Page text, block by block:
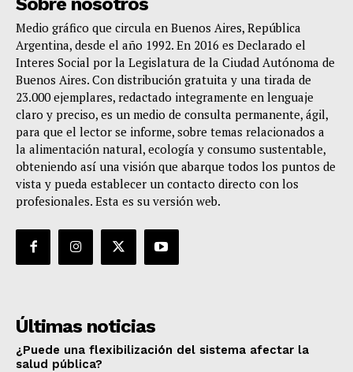
Medio gráfico que circula en Buenos Aires, República
Argentina, desde el año 1992. En 2016 es Declarado el
Interes Social por la Legislatura de la Ciudad Autónoma de
Buenos Aires. Con distribución gratuita y una tirada de
23.000 ejemplares, redactado integramente en lenguaje
claro y preciso, es un medio de consulta permanente, ágil,
para que el lector se informe, sobre temas relacionados a
la alimentación natural, ecología y consumo sustentable,
obteniendo así una visión que abarque todos los puntos de
vista y pueda establecer un contacto directo con los
profesionales. Esta es su versión web.
Últimas noticias
¿Puede una flexibilización del sistema afectar la
salud pública?